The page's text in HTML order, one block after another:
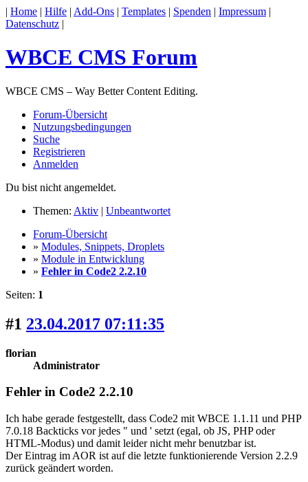
| Home | Hilfe | Add-Ons | Templates | Spenden | Impressum |
Datenschutz |
WBCE CMS Forum
WBCE CMS – Way Better Content Editing.
Forum-Übersicht
Nutzungsbedingungen
Suche
Registrieren
Anmelden
Du bist nicht angemeldet.
Themen: Aktiv | Unbeantwortet
Forum-Übersicht
» Modules, Snippets, Droplets
» Module in Entwicklung
» Fehler in Code2 2.2.10
Seiten: 1
#1 23.04.2017 07:11:35
florian
Administrator
Fehler in Code2 2.2.10
Ich habe gerade festgestellt, dass Code2 mit WBCE 1.1.11 und PHP
7.0.18 Backticks vor jedes " und ' setzt (egal, ob JS, PHP oder
HTML-Modus) und damit leider nicht mehr benutzbar ist.
Der Eintrag im AOR ist auf die letzte funktionierende Version 2.2.9
zurück geändert worden.